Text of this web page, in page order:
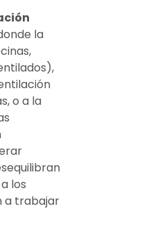
la
o a la
los
a trabajar